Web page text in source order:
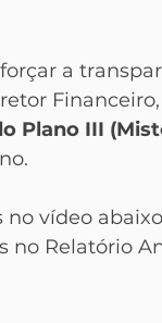
a
Plano III
no vídeo
no Relatório